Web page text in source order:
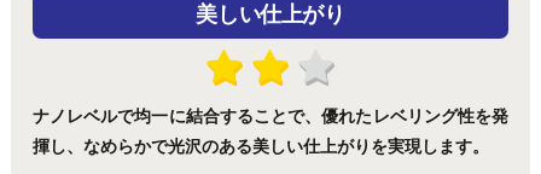
美しい仕上がり
ナノレベルで均一に結合することで、優れたレベリング性を発
揮し、なめらかで光沢のある美しい仕上がりを実現します。